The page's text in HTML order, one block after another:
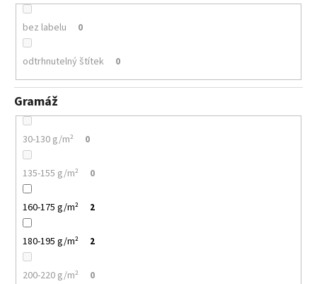
bez labelu 0
odtrhnutelný štítek 0
Gramáž
30-130 g/m² 0
135-155 g/m² 0
160-175 g/m² 2
180-195 g/m² 2
200-220 g/m² 0